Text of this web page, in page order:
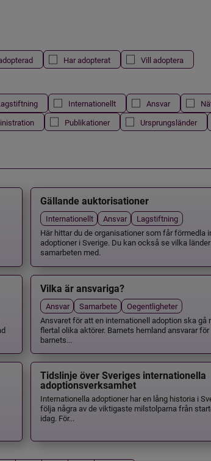
Har adopterat Vill adoptera
Internationellt Ansvar
Publikationer Ursprungsländer
Gällande auktorisationer
Internationellt Ansvar
Lagstiftning
Här hittar du de organisationer som får förmedla
adoptioner i Sverige. Du kan också se vilka
samarbeten med.
Vilka är ansvariga?
Ansvar Samarbete
Oegentligheter
Ansvaret för att en internationell adoption ska gå
flertal olika aktörer. Barnets hemland ansvarar
barnets...
Tidslinje över Sveriges internationella
adoptionsverksamhet
Internationella adoptioner har en lång historia i
följa några av de viktigaste milstolparna från
idag. För...